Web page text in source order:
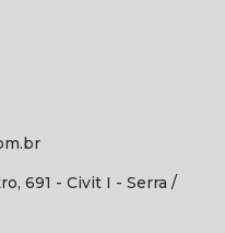
691 - Civit I - Serra /